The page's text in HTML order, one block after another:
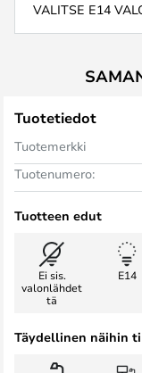
VALITSE E14
Tuotetiedot
Tuotemerkki
Tuotenumero:
Tuotteen edut
Ei sis.
valonlähdet
tä
E14
Täydellinen näihin